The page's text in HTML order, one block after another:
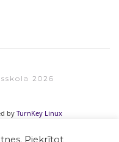
2026
Piekrītot
byTurnKey Linux